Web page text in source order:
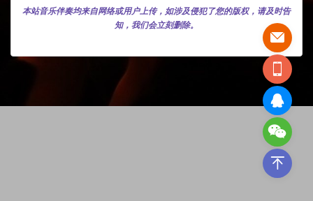
本站音乐伴奏均来自网络或用户上传，如涉及侵犯了您的版权，请及时告
知，我们会立刻删除。